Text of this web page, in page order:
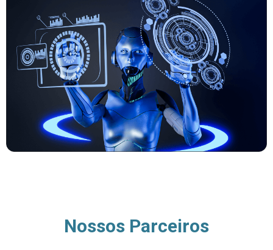
Nossos Parceiros